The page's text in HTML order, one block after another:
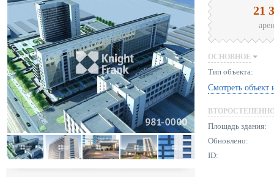
21
ОСНОВНОЕ
Тип объекта:
Смотреть объект
Площадь здания:
Обновлено:
ID: